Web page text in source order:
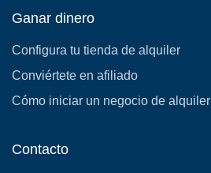
Ganar dinero
Configura tu tienda de alquiler
Conviértete en afiliado
Cómo iniciar un negocio de alquiler
Contacto